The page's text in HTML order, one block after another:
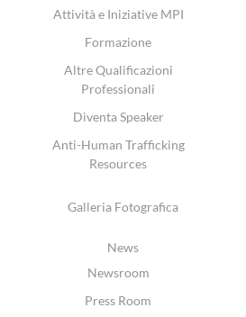
Attività e Iniziative MPI
Formazione
Altre Qualificazioni
Professionali
Diventa Speaker
Anti-Human Trafficking
Resources
Galleria Fotografica
News
Newsroom
Press Room